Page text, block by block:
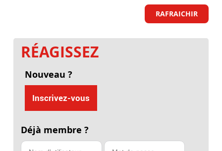
RAFRAICHIR
RÉAGISSEZ
Nouveau ?
Inscrivez-vous
Déjà membre ?